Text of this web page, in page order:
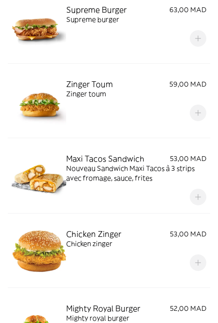
Supreme Burger
63,00 MAD
Supreme burger
Zinger Toum
59,00 MAD
Zinger toum
Maxi Tacos Sandwich
53,00 MAD
Nouveau Sandwich Maxi Tacos à 3 strips
avec fromage, sauce, frites
Chicken Zinger
53,00 MAD
Chicken zinger
Mighty Royal Burger
52,00 MAD
Mighty royal burger